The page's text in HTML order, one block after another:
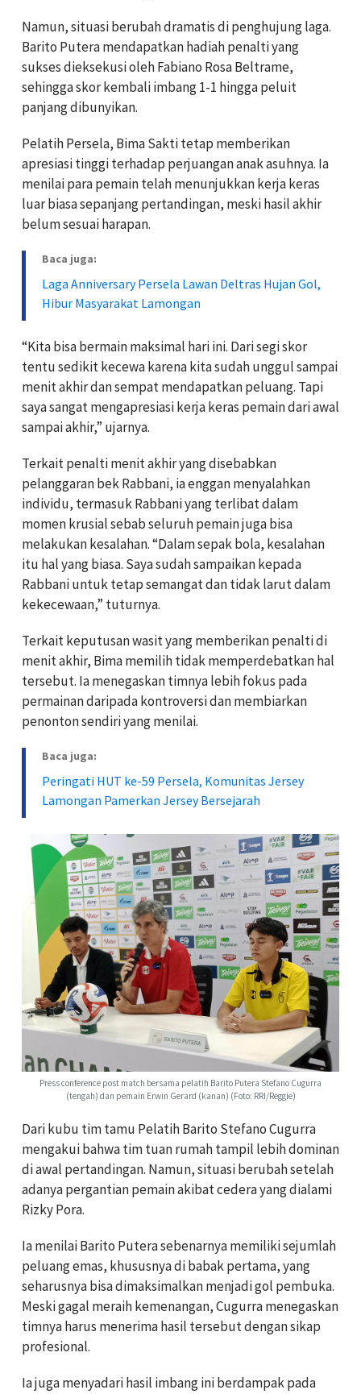
Namun, situasi berubah dramatis di penghujung laga.
Barito Putera mendapatkan hadiah penalti yang
sukses dieksekusi oleh Fabiano Rosa Beltrame,
sehingga skor kembali imbang 1-1 hingga peluit
panjang dibunyikan.
Pelatih Persela, Bima Sakti tetap memberikan
apresiasi tinggi terhadap perjuangan anak asuhnya. Ia
menilai para pemain telah menunjukkan kerja keras
luar biasa sepanjang pertandingan, meski hasil akhir
belum sesuai harapan.
Baca juga:
Laga Anniversary Persela Lawan Deltras Hujan Gol,
Hibur Masyarakat Lamongan
“Kita bisa bermain maksimal hari ini. Dari segi skor
tentu sedikit kecewa karena kita sudah unggul sampai
menit akhir dan sempat mendapatkan peluang. Tapi
saya sangat mengapresiasi kerja keras pemain dari awal
sampai akhir,” ujarnya.
Terkait penalti menit akhir yang disebabkan
pelanggaran bek Rabbani, ia enggan menyalahkan
individu, termasuk Rabbani yang terlibat dalam
momen krusial sebab seluruh pemain juga bisa
melakukan kesalahan. “Dalam sepak bola, kesalahan
itu hal yang biasa. Saya sudah sampaikan kepada
Rabbani untuk tetap semangat dan tidak larut dalam
kekecewaan,” tuturnya.
Terkait keputusan wasit yang memberikan penalti di
menit akhir, Bima memilih tidak memperdebatkan hal
tersebut. Ia menegaskan timnya lebih fokus pada
permainan daripada kontroversi dan membiarkan
penonton sendiri yang menilai.
Baca juga:
Peringati HUT ke-59 Persela, Komunitas Jersey
Lamongan Pamerkan Jersey Bersejarah
Press conference post match bersama pelatih Barito Putera Stefano Cugurra
(tengah) dan pemain Erwin Gerard (kanan) (Foto: RRI/Reggie)
Dari kubu tim tamu Pelatih Barito Stefano Cugurra
mengakui bahwa tim tuan rumah tampil lebih dominan
di awal pertandingan. Namun, situasi berubah setelah
adanya pergantian pemain akibat cedera yang dialami
Rizky Pora.
Ia menilai Barito Putera sebenarnya memiliki sejumlah
peluang emas, khususnya di babak pertama, yang
seharusnya bisa dimaksimalkan menjadi gol pembuka.
Meski gagal meraih kemenangan, Cugurra menegaskan
timnya harus menerima hasil tersebut dengan sikap
profesional.
Ia juga menyadari hasil imbang ini berdampak pada